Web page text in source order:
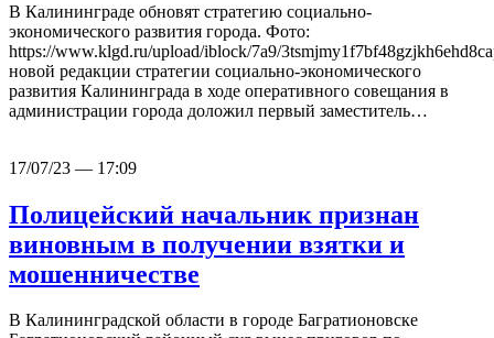
В Калининграде обновят стратегию социально-
экономического развития города. Фото:
https://www.klgd.ru/upload/iblock/7a9/
новой редакции стратегии социально-экономического
развития Калининграда в ходе оперативного совещания в
администрации города доложил первый заместитель…
17/07/23 — 17:09
Полицейский начальник признан
виновным в получении взятки и
мошенничестве
В Калининградской области в городе Багратионовске